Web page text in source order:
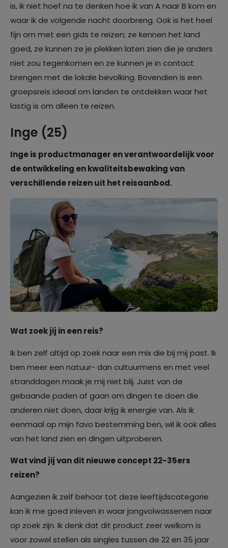
is, ik niet hoef na te denken hoe ik van A naar B kom en
waar ik de volgende nacht doorbreng. Ook is het heel
fijn om met een gids te reizen; ze kennen het land
goed, ze kunnen ze je plekken laten zien die je anders
niet zou tegenkomen en ze kunnen je in contact
brengen met de lokale bevolking. Bovendien is een
groepsreis ideaal om landen te ontdekken waar het
lastig is om alleen te reizen.
Inge (25)
Inge is productmanager en verantwoordelijk voor
de ontwikkeling en kwaliteitsbewaking van
verschillende reizen uit het reisaanbod.
Wat zoek jij in een reis?
Ik ben zelf altijd op zoek naar een mix die bij mij past. Ik
ben meer een natuur- dan cultuurmens en met veel
stranddagen maak je mij niet blij. Juist van de
gebaande paden af gaan om dingen te doen die
anderen niet doen, daar krijg ik energie van. Als ik
eenmaal op mijn favo bestemming ben, wil ik ook alles
van het land zien en dingen uitproberen.
Wat vind jij van dit nieuwe concept 22-35ers
reizen?
Aangezien ik zelf behoor tot deze leeftijdscategorie
kan ik me goed inleven in waar jongvolwassenen naar
op zoek zijn. Ik denk dat dit product zeer welkom is
voor zowel stellen als singles tussen de 22 en 35 jaar